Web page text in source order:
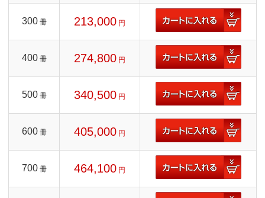
300 冊 213,000 円
400 冊 274,800 円
500 冊 340,500 円
600 冊 405,000 円
700 冊 464,100 円